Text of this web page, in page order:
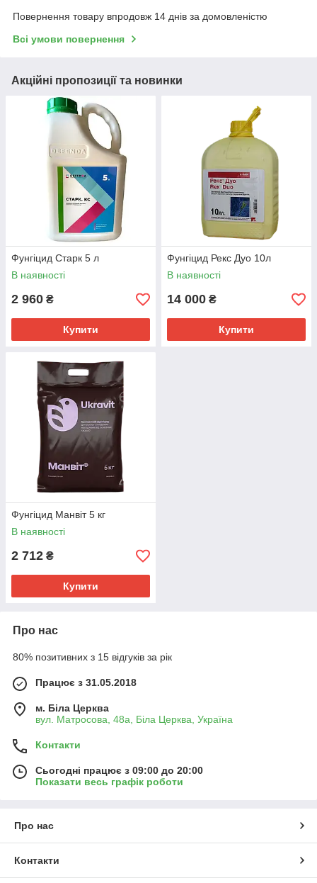
Повернення товару впродовж 14 днів за домовленістю
Всі умови повернення
Акційні пропозиції та новинки
Фунгіцид Старк 5 л
В наявності
2 960 ₴
Купити
Фунгіцид Рекс Дуо 10л
В наявності
14 000 ₴
Купити
Фунгіцид Манвіт 5 кг
В наявності
2 712 ₴
Купити
Про нас
80% позитивних з 15 відгуків за рік
Працює з 31.05.2018
м. Біла Церква
вул. Матросова, 48а, Біла Церква, Україна
Контакти
Сьогодні працює з 09:00 до 20:00
Показати весь графік роботи
Про нас
Контакти